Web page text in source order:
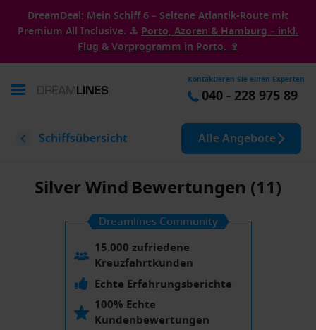
DreamDeal: Mein Schiff 6 – Seltene Atlantik-Route mit
Premium All Inclusive. ⚓ Porto, Azoren & Hamburg – inkl.
Flug & Vorprogramm in Porto. 🍷
Kontaktieren Sie einen Experten
040 - 228 975 89
Schiffsübersicht Alle Angebote
Silver Wind Bewertungen (11)
Dreamlines Community
15.000 zufriedene
Kreuzfahrtkunden
Echte Erfahrungsberichte
100% Echte
Kundenbewertungen